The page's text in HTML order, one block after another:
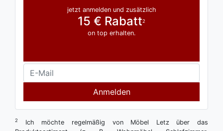
jetzt anmelden und zusätzlich
15 € Rabatt2
on top erhalten.
Anmelden
2
Ich möchte regelmäßig von Möbel Letz über das